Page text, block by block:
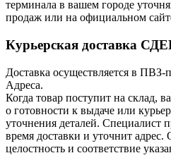
терминала в вашем городе
продаж или на официальном
Курьерская доставка
Доставка осуществляется в ПВЗ-
Адреса.
Когда товар поступит на склад,
о готовности к выдаче или
уточнения деталей. Специалист
время доставки и уточнит адрес.
целостность и соответствие